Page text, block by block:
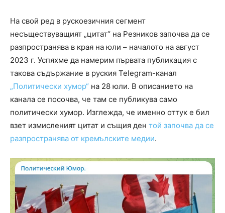
На свой ред в рускоезичния сегмент
несъществуващият „цитат“ на Резников започва да се
разпространява в края на юли – началото на август
2023 г. Успяхме да намерим първата публикация с
такова съдържание в руския Telegram-канал
„Политически хумор“ на 28 юли. В описанието на
канала се посочва, че там се публикува само
политически хумор. Изглежда, че именно оттук е бил
взет измисленият цитат и същия ден той започва да се
разпространява от кремълските медии.